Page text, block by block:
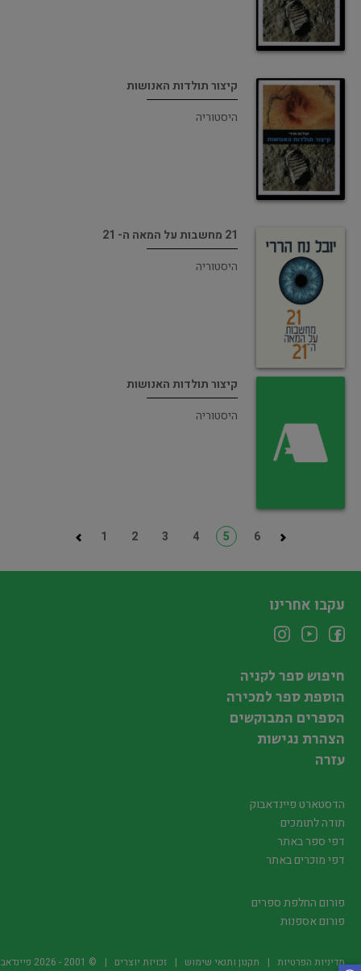
קיצור תולדות האנושות
היסטוריה
21 מחשבות על המאה ה- 21
היסטוריה
קיצור תולדות האנושות
היסטוריה
1 2 3 4 5 6
עקבו אחרינו
חיפוש ספר לקניה
הוספת ספר למכירה
הספרים המבוקשים
הצהרת נגישות
עזרה
הדסטארט פיינדאבוק
תודה לתומכים
דפי ספר באתר
דפי מוכרים באתר
פורום החלפת ספרים
פורום אספנות
מדיניות הפרטיות תקנון ותנאי שימוש זכויות יוצרים © 2001 -
2026